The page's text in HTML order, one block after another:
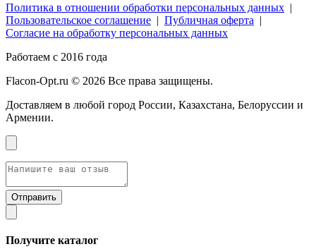
Политика в отношении обработки персональных данных |
Пользовательское соглашение | Публичная оферта |
Согласие на обработку персональных данных
Работаем с 2016 года
Flacon-Opt.ru © 2026 Все права защищены.
Доставляем в любой город России, Казахстана, Белоруссии и
Армении.
Получите каталог